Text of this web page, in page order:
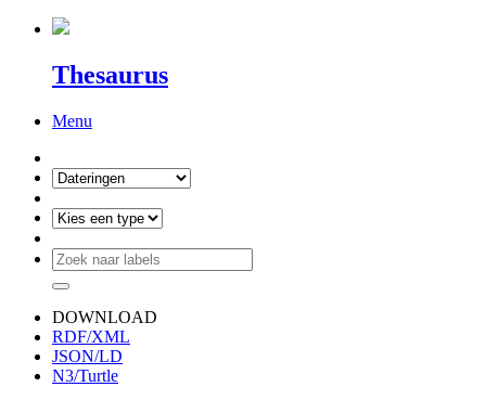
Thesaurus
Menu
DOWNLOAD
RDF/XML
JSON/LD
N3/Turtle